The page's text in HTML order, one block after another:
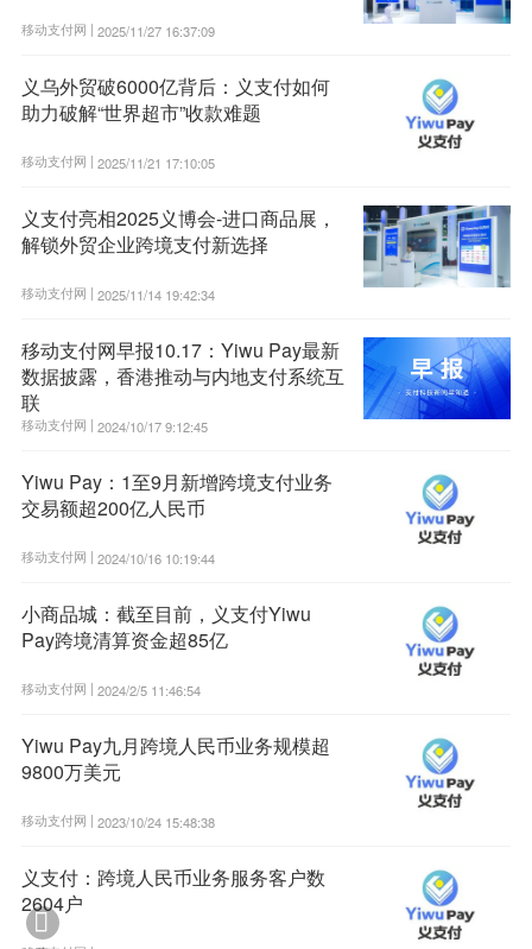
移动支付网 | 2025/11/27 16:37:09
义乌外贸破6000亿背后：义支付如何
助力破解“世界超市”收款难题
移动支付网 | 2025/11/21 17:10:05
义支付亮相2025义博会-进口商品展，
解锁外贸企业跨境支付新选择
移动支付网 | 2025/11/14 19:42:34
移动支付网早报10.17：Yiwu Pay最新
数据披露，香港推动与内地支付系统互
联
移动支付网 | 2024/10/17 9:12:45
Yiwu Pay：1至9月新增跨境支付业务
交易额超200亿人民币
移动支付网 | 2024/10/16 10:19:44
小商品城：截至目前，义支付Yiwu
Pay跨境清算资金超85亿
移动支付网 | 2024/2/5 11:46:54
Yiwu Pay九月跨境人民币业务规模超
9800万美元
移动支付网 | 2023/10/24 15:48:38
义支付：跨境人民币业务服务客户数
2604户
